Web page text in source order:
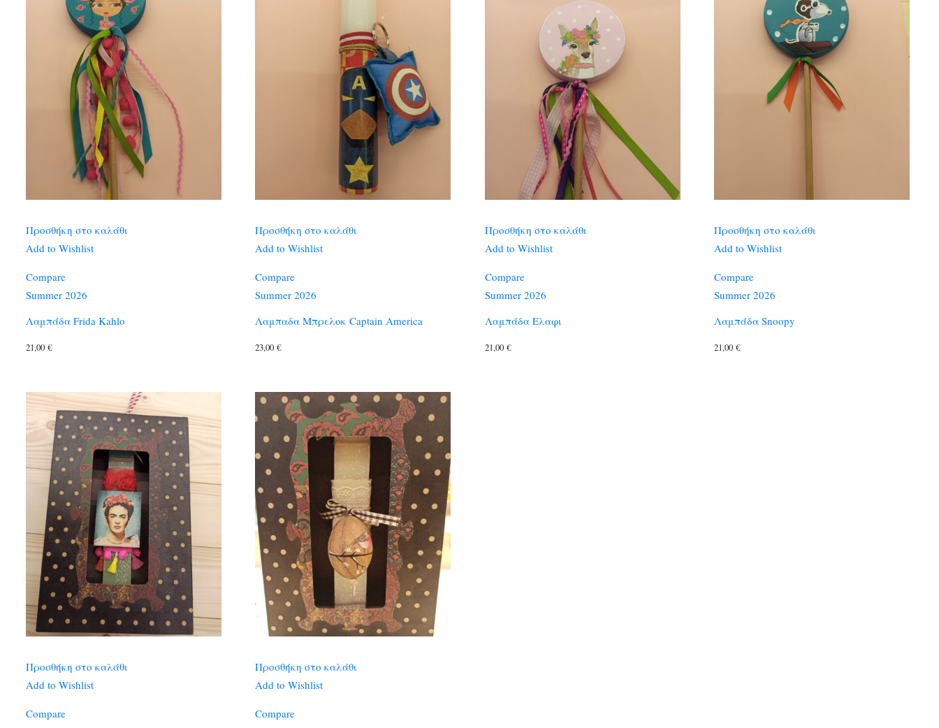
Προσθήκη στο καλάθι
Add to Wishlist
Compare
Summer 2026
Λαμπάδα Frida Kahlo
21,00 €
Προσθήκη στο καλάθι
Add to Wishlist
Compare
Summer 2026
Λαμπαδα Μπρελοκ Captain America
23,00€
Προσθήκη στο καλάθι
Add to Wishlist
Compare
Summer 2026
Λαμπάδα Ελαφι
21,00 €
Προσθήκη στο καλάθι
Add to Wishlist
Compare
Summer 2026
Λαμπάδα Snoopy
21,00 €
Προσθήκη στο καλάθι
Add to Wishlist
Compare
Προσθήκη στο καλάθι
Add to Wishlist
Compare